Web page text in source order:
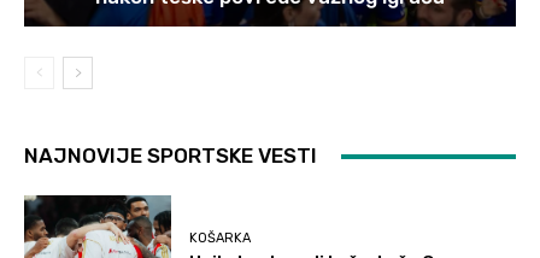
NAJNOVIJE SPORTSKE VESTI
KOŠARKA